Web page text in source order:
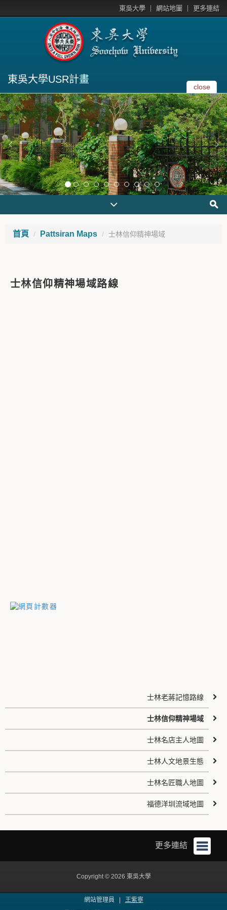
東吳大學 網站地圖 更多連結
東吳大學USR計畫
close
首頁 Pattsiran Maps 士林信仰精神場域
士林信仰精神場域路線
士林老蔣記憶路線
士林信仰精神場域
士林名店主人地圖
士林人文地景生態
士林名匠職人地圖
福德洋圳流域地圖
更多連結
Copyright © 2026 東吳大學
網站管理員 |
王紫寧